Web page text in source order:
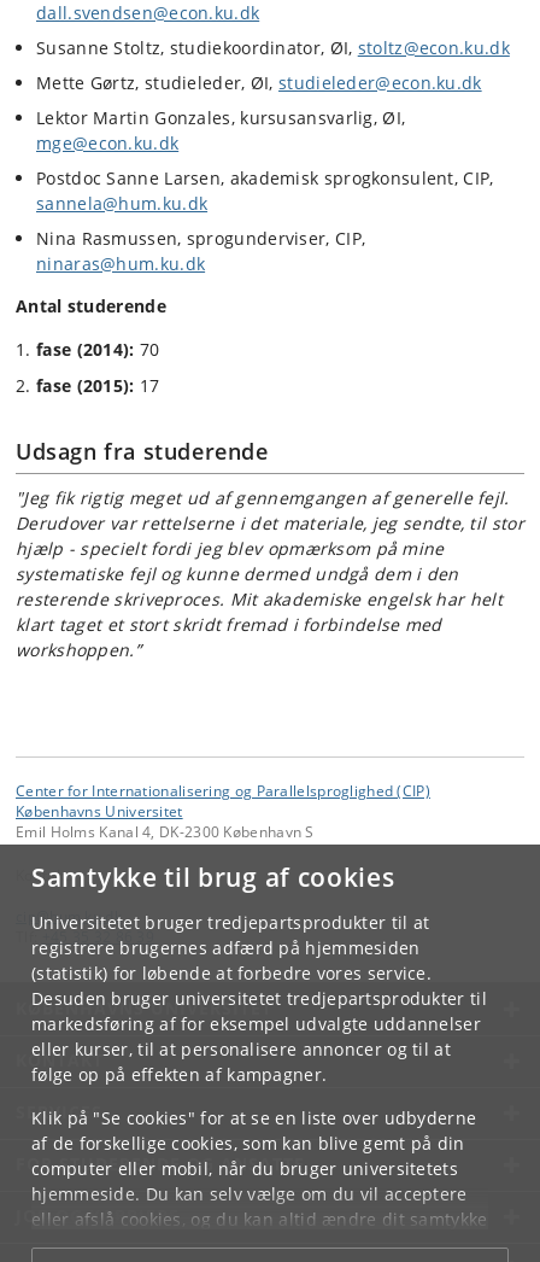
Samtykke til brug af cookies
Universitetet bruger tredjepartsprodukter til at
registrere brugernes adfærd på hjemmesiden
(statistik) for løbende at forbedre vores service.
Desuden bruger universitetet tredjepartsprodukter til
markedsføring af for eksempel udvalgte uddannelser
eller kurser, til at personalisere annoncer og til at
følge op på effekten af kampagner.
Klik på "Se cookies" for at se en liste over udbyderne
af de forskellige cookies, som kan blive gemt på din
computer eller mobil, når du bruger universitetets
hjemmeside. Du kan selv vælge om du vil acceptere
eller afslå cookies, og du kan altid ændre dit samtykke
underCookie- og privatlivspolitiksom du finder i
dall.svendsen@econ.ku.dk
Susanne Stoltz, studiekoordinator, ØI, stoltz@econ.ku.dk
Mette Gørtz, studieleder, ØI,studieleder@econ.ku.dk
Lektor Martin Gonzales, kursusansvarlig, ØI,
mge@econ.ku.dk
Postdoc Sanne Larsen, akademisk sprogkonsulent, CIP,
sannela@hum.ku.dk
Nina Rasmussen, sprogunderviser, CIP,
ninaras@hum.ku.dk
Antal studerende
fase (2014): 70
fase (2015): 17
Udsagn fra studerende
"Jeg fik rigtig meget ud af gennemgangen af generelle fejl.
Derudover var rettelserne i det materiale, jeg sendte, til stor
hjælp - specielt fordi jeg blev opmærksom på mine
systematiske fejl og kunne dermed undgå dem i den
resterende skriveproces. Mit akademiske engelsk har helt
klart taget et stort skridt fremad i forbindelse med
workshoppen.”
Center for Internationalisering og Parallelsproglighed (CIP)
Københavns Universitet
Emil Holms Kanal 4, DK-2300 København S
Kontakt:
cip @hum.ku.dk
KØBENHAVNS UNIVERSITET
KONTAKT
SERVICES
FOR STUDERENDE OG ANSATTE
JOB OG KARRIERE